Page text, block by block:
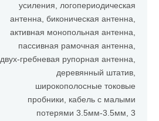
усиления, логопериодическая
антенна, биконическая антенна,
активная монопольная антенна,
пассивная рамочная антенна,
двух-гребневая рупорная антенна,
деревянный штатив,
широкополосные токовые
пробники, кабель с малыми
потерями 3.5мм-3.5мм, 3